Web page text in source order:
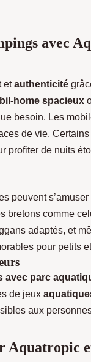
avec
etauthenticité
home spacieux
besoin. Les
de vie.
profiter de nuits
peuvent
bretons comme
adaptés, et
pour petits
avec parc
de jeux
aux
Aquatropic